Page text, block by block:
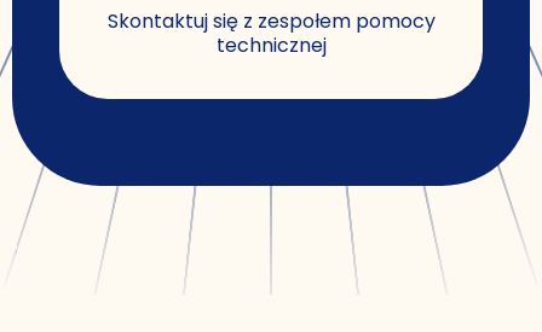
Skontaktuj się z zespołem pomocy
technicznej